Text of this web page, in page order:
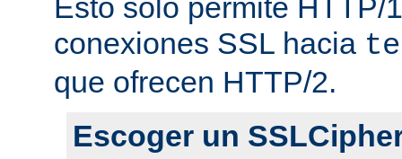
Esto solo permite HTTP/
conexiones SSL hacia
que ofrecen HTTP/2.
Escoger un